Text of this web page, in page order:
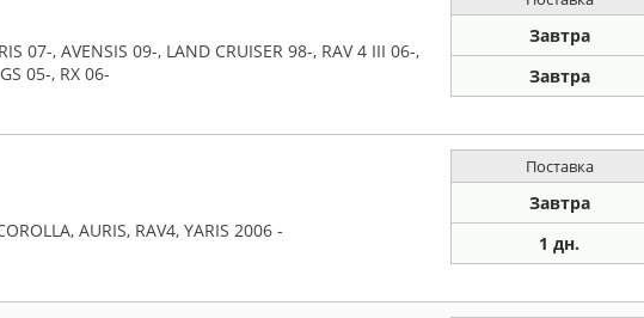
07-, AVENSIS 09-, LAND CRUISER 98-, RAV 4 III 06-,
05-, RX 06-
Завтра
Завтра
AURIS, RAV4, YARIS 2006 -
Поставка
Завтра
1 дн.